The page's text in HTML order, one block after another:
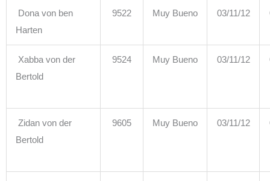
Dona von ben
Harten
9522 Muy Bueno 03/11/12
Xabba von der
Bertold
9524 Muy Bueno 03/11/12
Zidan von der
Bertold
9605 Muy Bueno 03/11/12